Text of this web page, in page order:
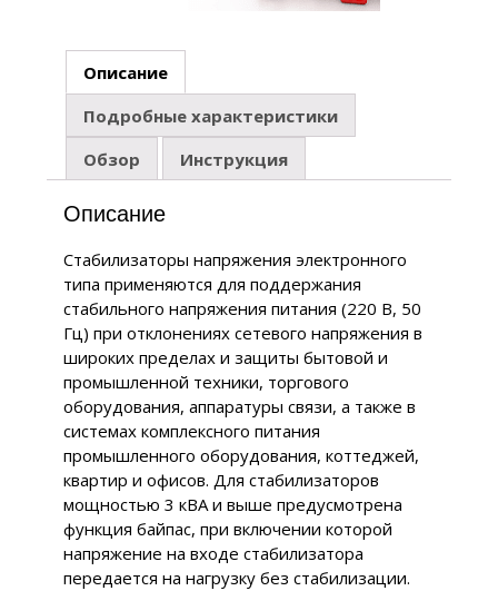
Описание
Подробные характеристики
Обзор
Инструкция
Описание
Стабилизаторы напряжения электронного
типа применяются для поддержания
стабильного напряжения питания (220 В, 50
Гц) при отклонениях сетевого напряжения в
широких пределах и защиты бытовой и
промышленной техники, торгового
оборудования, аппаратуры связи, а также в
системах комплексного питания
промышленного оборудования, коттеджей,
квартир и офисов. Для стабилизаторов
мощностью 3 кВА и выше предусмотрена
функция байпас, при включении которой
напряжение на входе стабилизатора
передается на нагрузку без стабилизации.